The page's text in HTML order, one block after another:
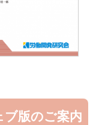
ブ版のご案内